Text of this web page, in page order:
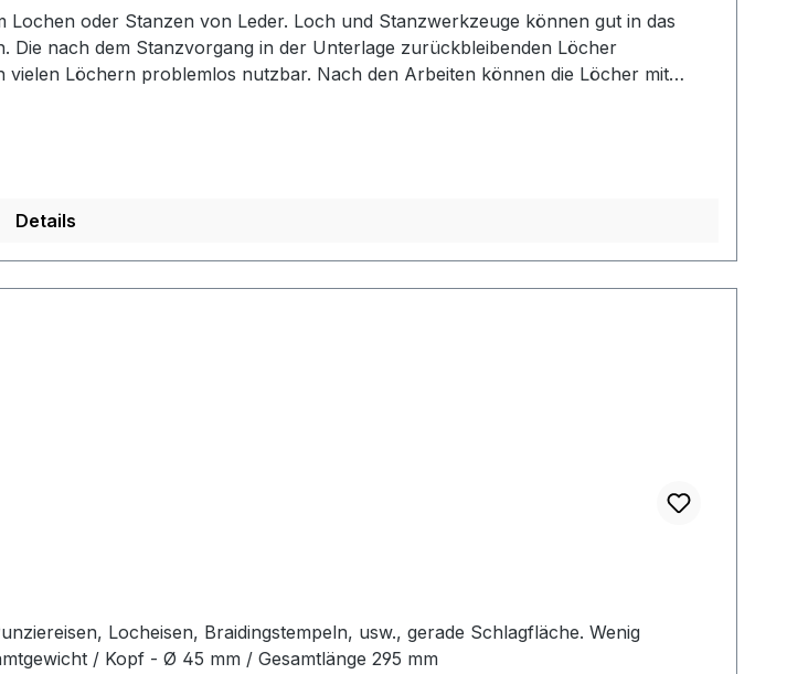
oder Stanzen von Leder. Loch und Stanzwerkzeuge können gut in das
nach dem Stanzvorgang in der Unterlage zurückbleibenden Löcher
Löchern problemlos nutzbar. Nach den Arbeiten können die Löcher mit
10 cm x 15 cm (Dicke 2 cm)- 15 cm x 20 cm (Dicke 3 cm)- 20 cm x 30
Ausführung.
Details
Locheisen, Braidingstempeln, usw., gerade Schlagfläche. Wenig
/ Kopf - Ø 45 mm / Gesamtlänge 295 mm